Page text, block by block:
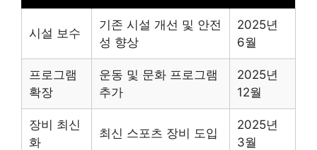
시설 보수
기존 시설 개선 및 안전
성 향상
2025년
6월
프로그램
확장
운동 및 문화 프로그램
추가
2025년
12월
장비 최신
화
최신 스포츠 장비 도입
2025년
3월